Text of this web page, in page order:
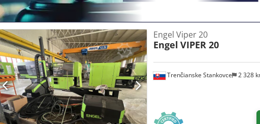
Trenčianske Stankovce 2 328
Engel Viper 20
Engel VIPER 20